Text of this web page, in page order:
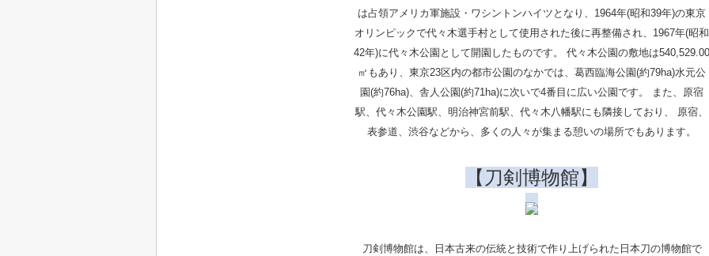
は占領アメリカ軍施設・ワシントンハイツとなり、1964年(昭和39年)の東京
オリンピックで代々木選手村として使用された後に再整備され、1967年(昭和
42年)に代々木公園として開園したものです。 代々木公園の敷地は540,529.00
㎡もあり、東京23区内の都市公園のなかでは、葛西臨海公園(約79ha)水元公
園(約76ha)、舎人公園(約71ha)に次いで4番目に広い公園です。 また、原宿
駅、代々木公園駅、明治神宮前駅、代々木八幡駅にも隣接しており、 原宿、
表参道、渋谷などから、多くの人々が集まる憩いの場所でもあります。
【刀剣博物館】
刀剣博物館は、日本古来の伝統と技術で作り上げられた日本刀の博物館で